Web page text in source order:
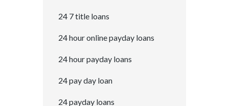
24 7 title loans
24 hour online payday loans
24 hour payday loans
24 pay day loan
24 payday loans